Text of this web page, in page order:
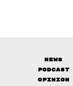
News
Podcast
Opinion